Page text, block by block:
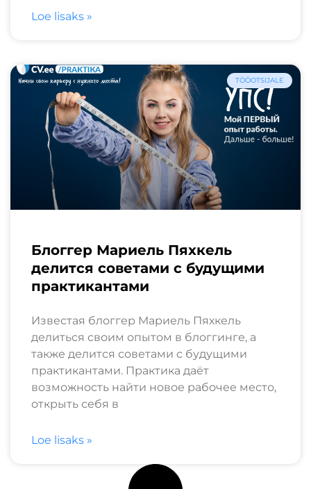
Loe lisaks »
TÖÖOTSIJALE
Блоггер Мариель Пяхкель
делится советами с будущими
практикантами
Известая блоггер Мариель Пяхкель
делиться своим опытом в блоггинге, а
также делится советами с будущими
практикантами. Практика даёт
возможность найти новое рабочее место,
открыть себя в
Loe lisaks »